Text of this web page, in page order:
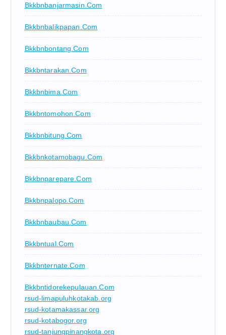
Bkkbnbanjarmasin.com
Bkkbnbalikpapan.com
Bkkbnbontang.com
Bkkbntarakan.com
Bkkbnbima.com
Bkkbntomohon.com
Bkkbnbitung.com
Bkkbnkotamobagu.com
Bkkbnparepare.com
Bkkbnpalopo.com
Bkkbnbaubau.com
Bkkbntual.com
Bkkbnternate.com
Bkkbntidorekepulauan.com
rsud-limapuluhkotakab.org
rsud-kotamakassar.org
rsud-kotabogor.org
rsud-tanjungpinangkota.org